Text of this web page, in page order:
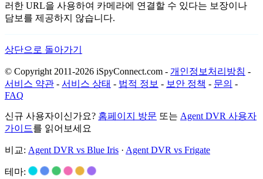
러한 URL을 사용하여 카메라에 연결할 수 있다는 보장이나
담보를 제공하지 않습니다.
상단으로 돌아가기
© Copyright 2011-2026 iSpyConnect.com - 개인정보처리방침 -
서비스 약관 - 서비스 상태 - 법적 정보 - 보안 정책 - 문의 -
FAQ
신규 사용자이신가요? 홈페이지 방문 또는 Agent DVR 사용자
가이드를 읽어보세요
비교: Agent DVR vs Blue Iris · Agent DVR vs Frigate
테마: